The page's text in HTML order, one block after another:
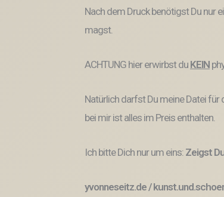
Nach dem Druck benötigst Du nur
magst.
ACHTUNG hier erwirbst du KEIN
Natürlich darfst Du meine Datei
bei mir ist alles im Preis enthalten.
Ich bitte Dich nur um eins: Zeigst
yvonneseitz.de /